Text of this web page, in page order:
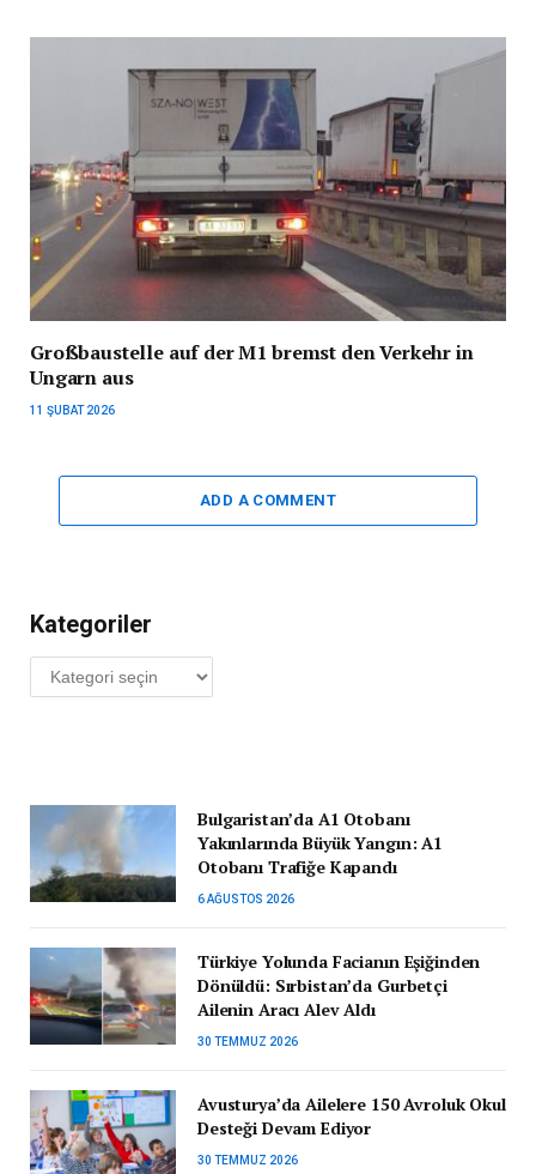
Großbaustelle auf der M1 bremst den Verkehr in
Ungarn aus
11 ŞUBAT 2026
ADD A COMMENT
Kategoriler
Kategoriler
Bulgaristan’da A1 Otobanı
Yakınlarında Büyük Yangın: A1
Otobanı Trafiğe Kapandı
6 AĞUSTOS 2026
Türkiye Yolunda Facianın Eşiğinden
Dönüldü: Sırbistan’da Gurbetçi
Ailenin Aracı Alev Aldı
30 TEMMUZ 2026
Avusturya’da Ailelere 150 Avroluk Okul
Desteği Devam Ediyor
30 TEMMUZ 2026